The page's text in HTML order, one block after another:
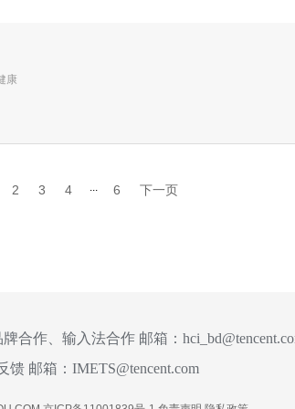
康
2 3 4 ... 6 下一页
合作、输入法合作 邮箱：
馈 邮箱： IMETS@tencent.com